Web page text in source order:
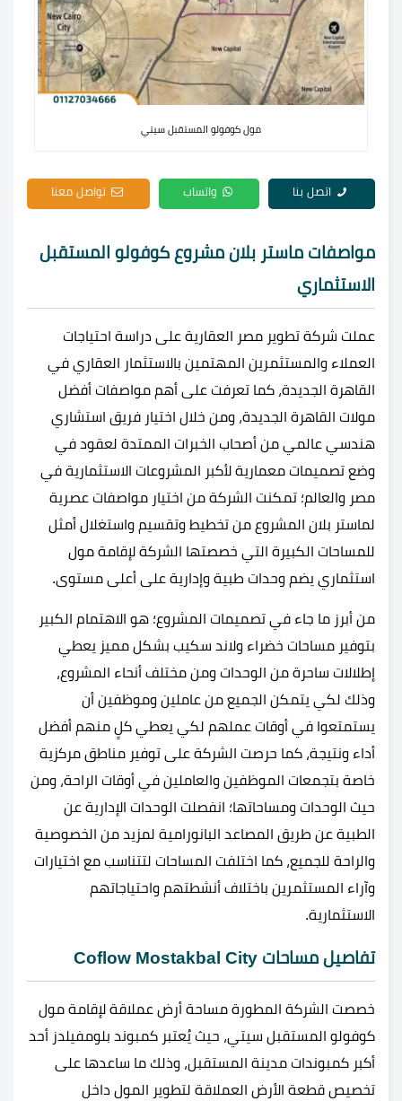
مول كوفولو المستقبل سيتي
اتصل بنا واتساب تواصل معنا
مواصفات ماستر بلان مشروع كوفولو المستقبل
الاستثماري
عملت شركة تطوير مصر العقارية على دراسة احتياجات
العملاء والمستثمرين المهتمين بالاستثمار العقاري في
القاهرة الجديدة، كما تعرفت على أهم مواصفات أفضل
مولات القاهرة الجديدة، ومن خلال اختيار فريق استشاري
هندسي عالمي من أصحاب الخبرات الممتدة لعقود في
وضع تصميمات معمارية لأكبر المشروعات الاستثمارية في
مصر والعالم؛ تمكنت الشركة من اختيار مواصفات عصرية
لماستر بلان المشروع من تخطيط وتقسيم واستغلال أمثل
للمساحات الكبيرة التي خصصتها الشركة لإقامة مول
استثماري يضم وحدات طبية وإدارية على أعلى مستوى.
من أبرز ما جاء في تصميمات المشروع؛ هو الاهتمام الكبير
بتوفير مساحات خضراء ولاند سكيب بشكل مميز يعطي
إطلالات ساحرة من الوحدات ومن مختلف أنحاء المشروع،
وذلك لكي يتمكن الجميع من عاملين وموظفين أن
يستمتعوا في أوقات عملهم لكي يعطي كلٍ منهم أفضل
أداء ونتيجة، كما حرصت الشركة على توفير مناطق مركزية
خاصة بتجمعات الموظفين والعاملين في أوقات الراحة، ومن
حيث الوحدات ومساحاتها؛ انفصلت الوحدات الإدارية عن
الطبية عن طريق المصاعد البانورامية لمزيد من الخصوصية
والراحة للجميع، كما اختلفت المساحات لتتناسب مع اختيارات
وآراء المستثمرين باختلاف أنشطتهم واحتياجاتهم
الاستثمارية.
تفاصيل مساحات Coflow Mostakbal City
خصصت الشركة المطورة مساحة أرض عملاقة لإقامة مول
كوفولو المستقبل سيتي، حيث يُعتبر كمبوند بلومفيلدز أحد
أكبر كمبوندات مدينة المستقبل، وذلك ما ساعدها على
تخصيص قطعة الأرض العملاقة لتطوير المول داخل